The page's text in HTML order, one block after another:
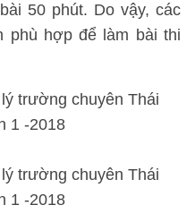
50 phút. Do vậy, các
phù hợp để làm bài thi